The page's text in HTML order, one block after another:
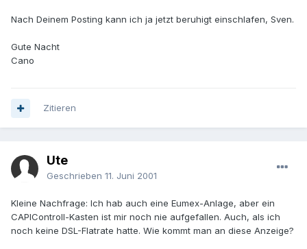
Nach Deinem Posting kann ich ja jetzt beruhigt einschlafen, Sven.
Gute Nacht
Cano
Zitieren
Ute
Geschrieben 11. Juni 2001
Kleine Nachfrage: Ich hab auch eine Eumex-Anlage, aber ein
CAPIControll-Kasten ist mir noch nie aufgefallen. Auch, als ich
noch keine DSL-Flatrate hatte. Wie kommt man an diese Anzeige?